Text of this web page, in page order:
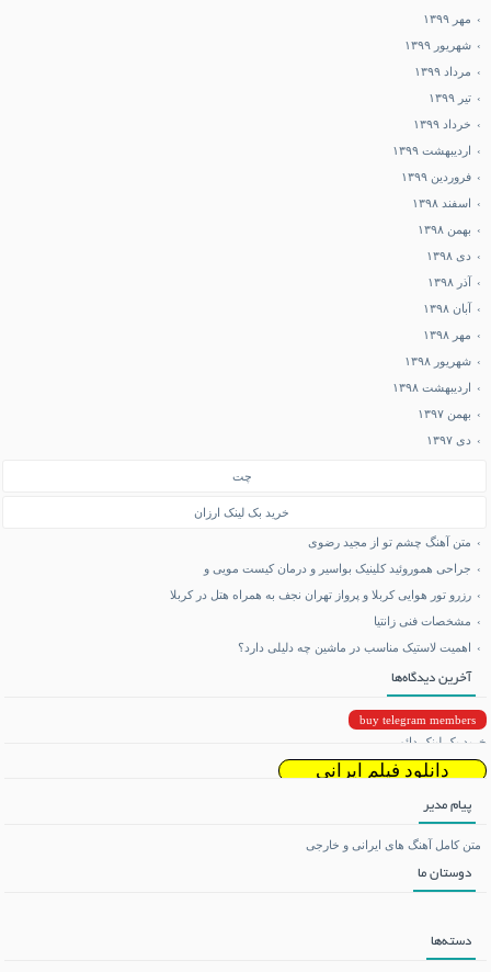
مهر ۱۳۹۹
شهریور ۱۳۹۹
مرداد ۱۳۹۹
تیر ۱۳۹۹
خرداد ۱۳۹۹
اردیبهشت ۱۳۹۹
فروردین ۱۳۹۹
اسفند ۱۳۹۸
بهمن ۱۳۹۸
دی ۱۳۹۸
آذر ۱۳۹۸
آبان ۱۳۹۸
مهر ۱۳۹۸
شهریور ۱۳۹۸
اردیبهشت ۱۳۹۸
بهمن ۱۳۹۷
دی ۱۳۹۷
چت
خرید بک لینک ارزان
متن آهنگ چشم تو از مجید رضوی
جراحی هموروئید کلینیک بواسیر و درمان کیست مویی و
رزرو تور هوایی کربلا و پرواز تهران نجف به همراه هتل در کربلا
مشخصات فنی زانتیا
اهمیت لاستیک مناسب در ماشین چه دلیلی دارد؟
آخرین دیدگاه‌ها
buy telegram members
خرید بک لینک دائمی
دانلود فیلم ایرانی
دانلود ریمیکس
تماشای آنلاین فیلم و سریال
می بی نیم
پیام مدیر
متن کامل آهنگ های ایرانی و خارجی
دوستان ما
دسته‌ها